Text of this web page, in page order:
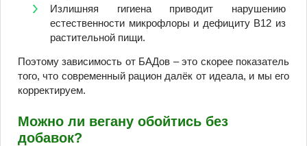
Излишняя гигиена приводит нарушению
естественности микрофлоры и дефициту В12 из
растительной пищи.
Поэтому зависимость от БАДов – это скорее показатель
того, что современный рацион далёк от идеала, и мы его
корректируем.
Можно ли вегану обойтись без
добавок?